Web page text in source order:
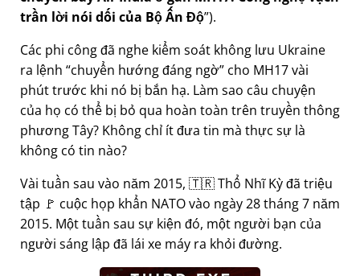
trần lời nói dối của Bộ Ấn Độ ).
Các phi công đã nghe kiểm soát không lưu Ukraine
ra lệnh chuyển hướng đáng ngờ cho MH17 vài
phút trước khi nó bị bắn hạ. Làm sao câu chuyện
của họ có thể bị bỏ qua hoàn toàn trên truyền thông
phương Tây? Không chỉ ít đưa tin mà thực sự là
không có tin nào?
Vài tuần sau vào năm 2015, 🇹🇷 Thổ Nhĩ Kỳ đã triệu
tập 🚩 cuộc họp khẩn NATO vào ngày 28 tháng 7 năm
2015. Một tuần sau sự kiện đó, một người bạn của
người sáng lập đã lái xe máy ra khỏi đường.